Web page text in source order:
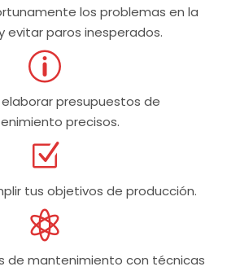
los problemas en la
evitar paros inesperados.
presupuestos de
precisos.
tus objetivos de producción.
de mantenimiento con técnicas